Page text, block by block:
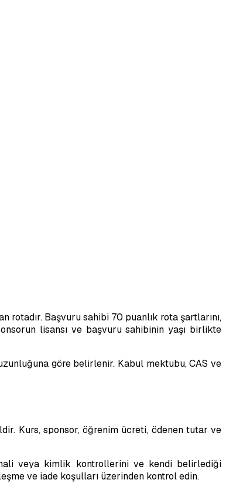
Başvuru sahibi 70 puanlık rota şartlarını,
lisansı ve başvuru sahibinin yaşı birlikte
göre belirlenir. Kabul mektubu, CAS ve
Kurs, sponsor, öğrenim ücreti, ödenen tutar ve
veya kimlik kontrollerini ve kendi belirlediği
ve iade koşulları üzerinden kontrol edin.